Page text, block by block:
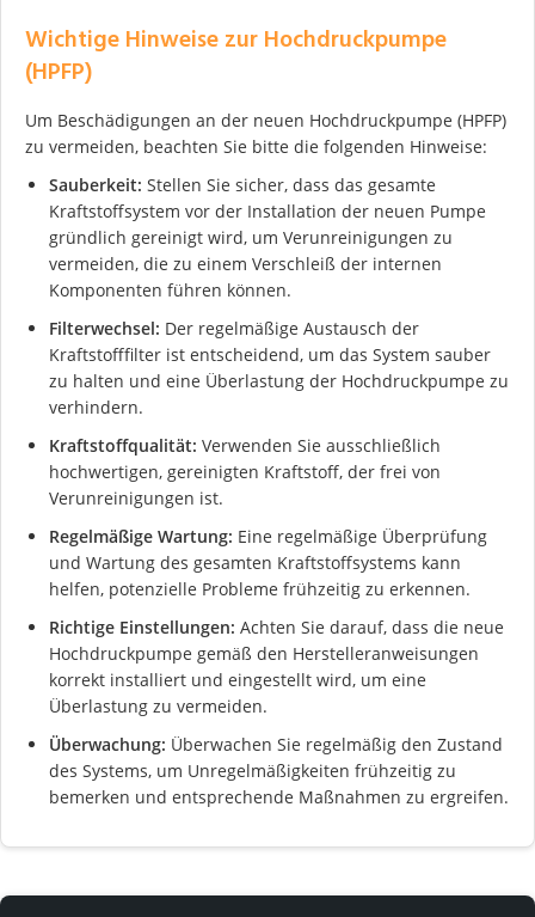
Wichtige Hinweise zur Hochdruckpumpe
(HPFP)
Um Beschädigungen an der neuen Hochdruckpumpe (HPFP)
zu vermeiden, beachten Sie bitte die folgenden Hinweise:
Sauberkeit: Stellen Sie sicher, dass das gesamte
Kraftstoffsystem vor der Installation der neuen Pumpe
gründlich gereinigt wird, um Verunreinigungen zu
vermeiden, die zu einem Verschleiß der internen
Komponenten führen können.
Filterwechsel: Der regelmäßige Austausch der
Kraftstofffilter ist entscheidend, um das System sauber
zu halten und eine Überlastung der Hochdruckpumpe zu
verhindern.
Kraftstoffqualität: Verwenden Sie ausschließlich
hochwertigen, gereinigten Kraftstoff, der frei von
Verunreinigungen ist.
Regelmäßige Wartung: Eine regelmäßige Überprüfung
und Wartung des gesamten Kraftstoffsystems kann
helfen, potenzielle Probleme frühzeitig zu erkennen.
Richtige Einstellungen: Achten Sie darauf, dass die neue
Hochdruckpumpe gemäß den Herstelleranweisungen
korrekt installiert und eingestellt wird, um eine
Überlastung zu vermeiden.
Überwachung: Überwachen Sie regelmäßig den Zustand
des Systems, um Unregelmäßigkeiten frühzeitig zu
bemerken und entsprechende Maßnahmen zu ergreifen.
Ich stimme der DSGVO zu